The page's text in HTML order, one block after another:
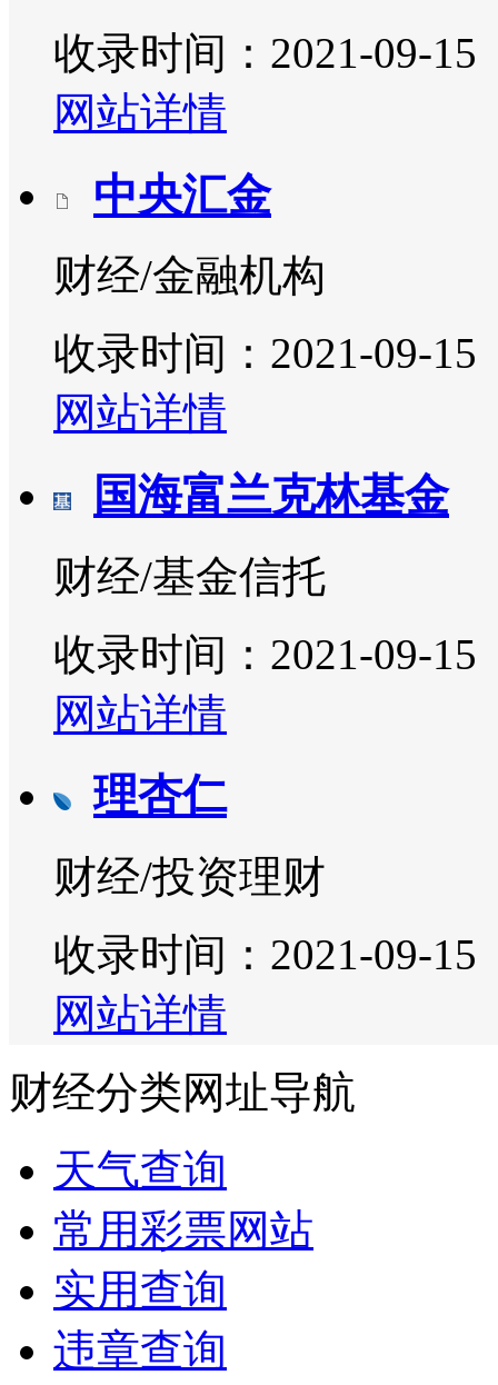
收录时间：2021-09-15
网站详情
中央汇金
财经/金融机构
收录时间：2021-09-15
网站详情
国海富兰克林基金
财经/基金信托
收录时间：2021-09-15
网站详情
理杏仁
财经/投资理财
收录时间：2021-09-15
网站详情
财经分类网址导航
天气查询
常用彩票网站
实用查询
违章查询